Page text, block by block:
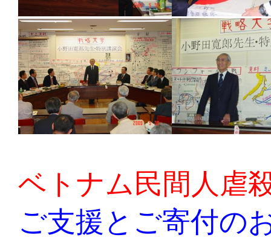
ベトナム民間人虐
ご支援とご寄付の